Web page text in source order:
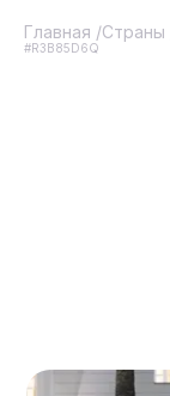
Главная /Страны
#R3B85D6Q